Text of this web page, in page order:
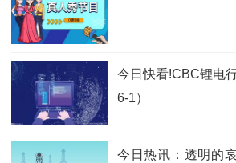
今日快看!CBC锂电
6-1）
今日热讯：透明的